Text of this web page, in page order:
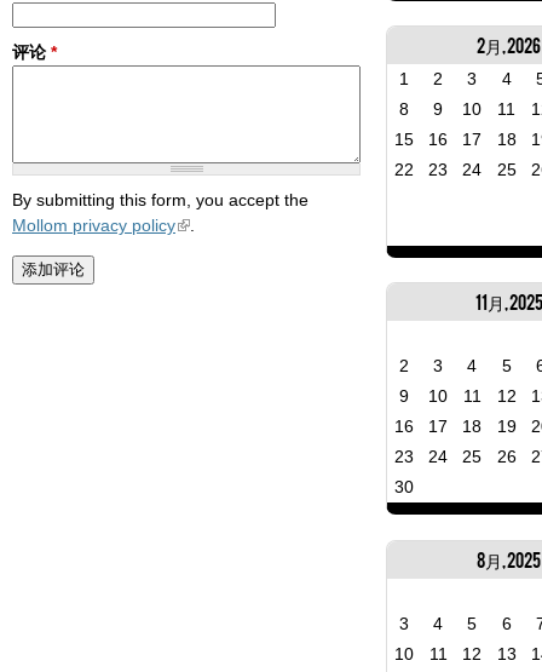
2月, 2026
1 2 3 4
8
9 10 11
15
16 17 18
22
23 24 25
11月, 2025
2 3 4 5
9
10 11 12
16
17 18 19
23
24 25 26
30
8月, 2025
3 4 5 6
10
11 12 13
评论 *
By submitting this form, you accept the
Mollom privacy policy